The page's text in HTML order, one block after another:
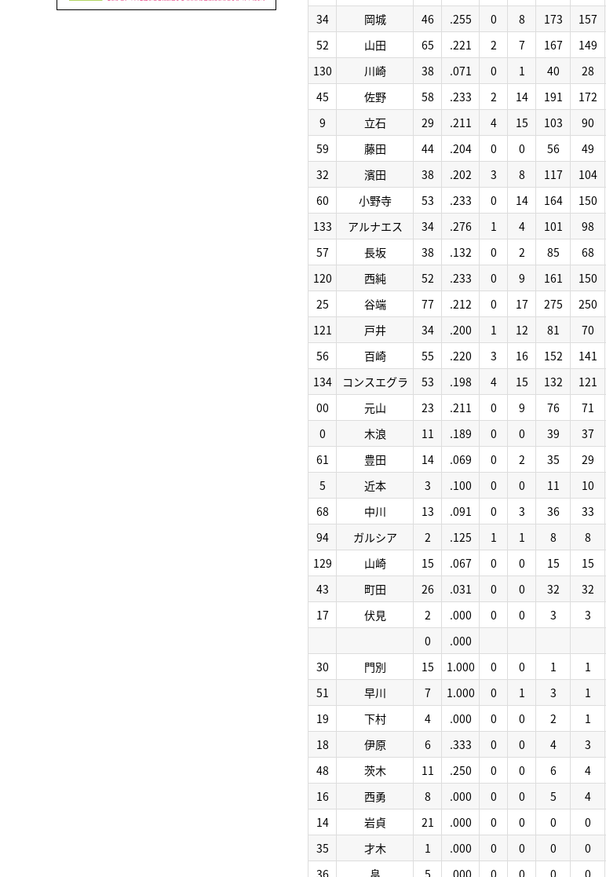
34
岡城 46 .255 0 8 173 157
52
山田 65 .221 2 7 167 149
130
川崎 38 .071 0 1 40 28
45
佐野 58 .233 2 14 191 172
9
立石 29 .211 4 15 103 90
59
藤田 44 .204 0 0 56 49
32
濱田 38 .202 3 8 117 104
60
小野寺 53 .233 0 14 164 150
133
アルナエス 34 .276 1 4 101 98
57
長坂 38 .132 0 2 85 68
120
西純 52 .233 0 9 161 150
25
谷端 77 .212 0 17 275 250
121
戸井 34 .200 1 12 81 70
56
百崎 55 .220 3 16 152 141
134
コンスエグラ 53 .198 4 15 132 121
00
元山 23 .211 0 9 76 71
0
木浪 11 .189 0 0 39 37
61
豊田 14 .069 0 2 35 29
5
近本 3 .100 0 0 11 10
68
中川 13 .091 0 3 36 33
94
ガルシア 2 .125 1 1 8 8
129
山崎 15 .067 0 0 15 15
43
町田 26 .031 0 0 32 32
17
伏見 2 .000 0 0 3 3
0
.000
30
門別 15 1.000 0 0 1 1
51
早川 7 1.000 0 1 3 1
19
下村 4 .000 0 0 2 1
18
伊原 6 .333 0 0 4 3
48
茨木 11 .250 0 0 6 4
16
西勇 8 .000 0 0 5 4
14
岩貞 21 .000 0 0 0 0
35
才木 1 .000 0 0 0 0
36
畠 5 .000 0 0 0 0